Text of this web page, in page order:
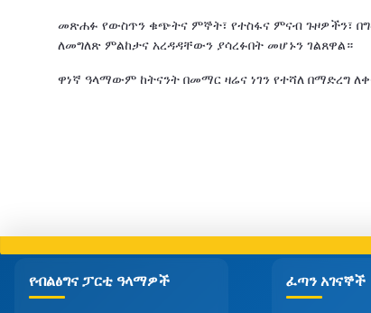
መጽሐፉ የውስጥን ቁጭትና ምኞት፣ የተስፋና ምናብ ጉዞዎችን፣
ለመግለጽ ምልከታና አረዳዳቸውን ያሳረፉበት መሆኑን ገልጸዋል።
ዋነኛ ዓላማውም ከትናንት በመማር ዛሬና ነገን የተሻለ በማድረግ
የብልፅግና ፓርቲ ዓላማዎች ፈጣን አገናኞች